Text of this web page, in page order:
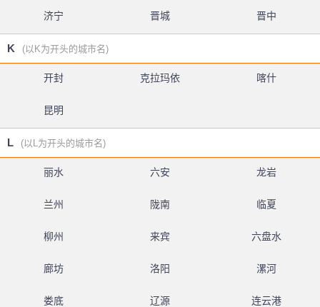
济宁 晋城 晋中
K (以K为开头的城市名)
开封 克拉玛依 喀什
昆明
L (以L为开头的城市名)
丽水 六安 龙岩
兰州 陇南 临夏
柳州 来宾 六盘水
廊坊 洛阳 漯河
娄底 辽源 连云港